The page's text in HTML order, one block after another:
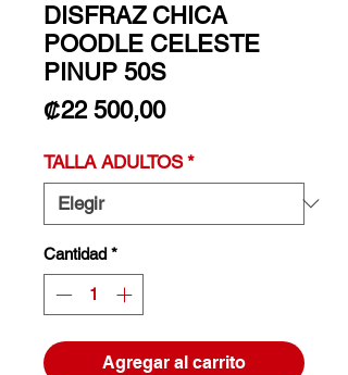
DISFRAZ CHICA
POODLE CELESTE
PINUP 50S
₡22 500,00Precio
TALLA ADULTOS *
Cantidad *
Agregar al carrito